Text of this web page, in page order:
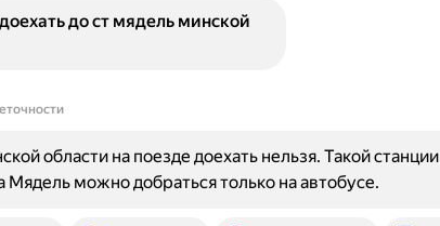
до ст мядель минской
области на поезде доехать нельзя. Такой станции
Мядель можно добраться только на автобусе.